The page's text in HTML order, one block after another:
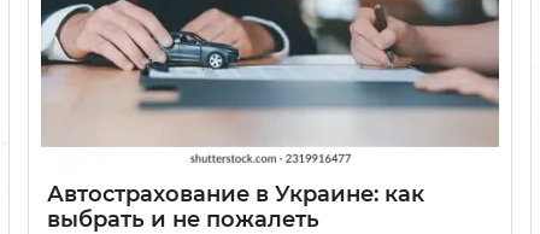
Автострахование в Украине: как
выбрать и не пожалеть